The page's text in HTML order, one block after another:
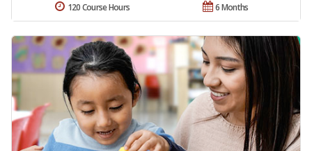
6 Months
120 Course Hours